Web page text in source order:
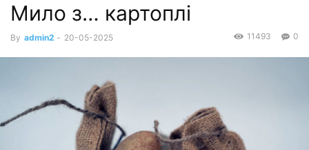
Мило з… картоплі
By admin2 - 20-05-2025 0
11493